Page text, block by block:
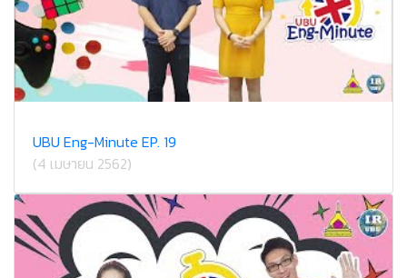
UBU Eng-Minute EP. 19
(4 เมษายน 2562)